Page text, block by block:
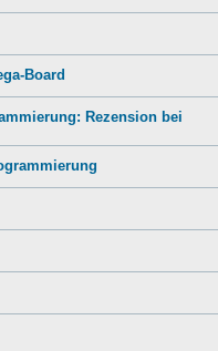
Board
Rezension bei